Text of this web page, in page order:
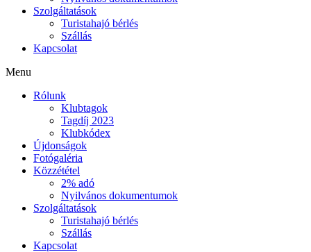
Szolgáltatások
Turistahajó bérlés
Szállás
Kapcsolat
Menu
Rólunk
Klubtagok
Tagdíj 2023
Klubkódex
Újdonságok
Fotógaléria
Közzététel
2% adó
Nyilvános dokumentumok
Szolgáltatások
Turistahajó bérlés
Szállás
Kapcsolat